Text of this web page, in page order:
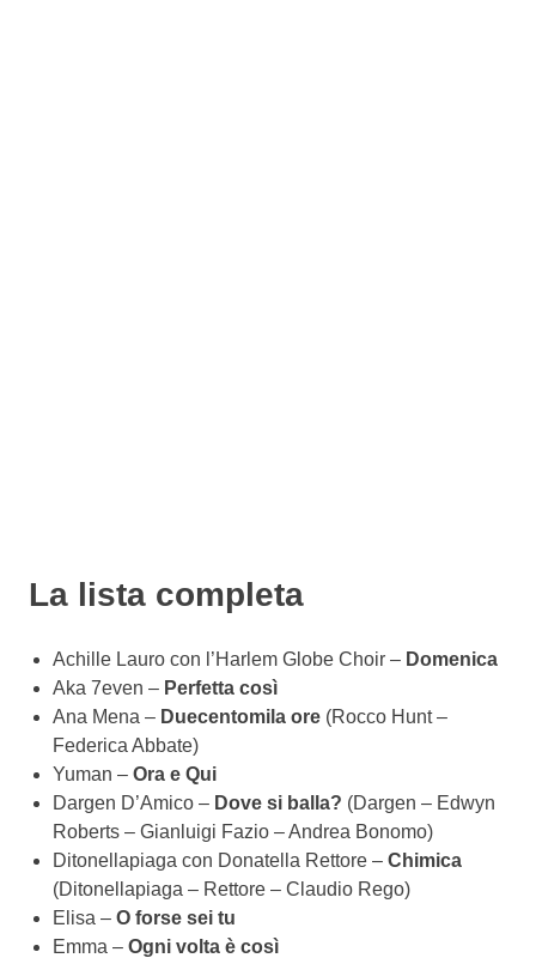
La lista completa
Achille Lauro con l’Harlem Globe Choir – Domenica
Aka 7even – Perfetta così
Ana Mena – Duecentomila ore (Rocco Hunt –
Federica Abbate)
Yuman – Ora e Qui
Dargen D’Amico – Dove si balla? (Dargen – Edwyn
Roberts – Gianluigi Fazio – Andrea Bonomo)
Ditonellapiaga con Donatella Rettore – Chimica
(Ditonellapiaga – Rettore – Claudio Rego)
Elisa – O forse sei tu
Emma – Ogni volta è così